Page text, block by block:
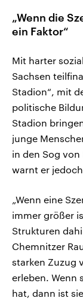
„Wenn die
ein Faktor“
Mit harter
Sachsen
Stadion“, mit
politische
Stadion
junge
in den Sog
warnt er
„Wenn eine
immer größer
Strukturen
Chemnitzer
starken Zuzug
erleben. Wenn
hat, dann ist